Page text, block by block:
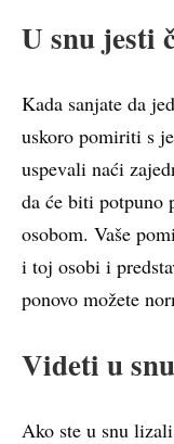
U snu jesti
Kada sanjate da
uskoro pomiriti s
uspevali naći
da će biti potpuno
osobom. Vaše
i toj osobi i
ponovo možete
Videti u
Ako ste u snu